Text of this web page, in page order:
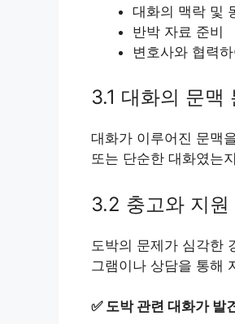
대화의 맥락 및
반박 자료 준비
변호사와 협력
3.1 대화의 문맥
대화가 이루어진 문맥
또는 단순한 대화였는
3.2 충고와 지원
도박의 문제가 심각한
그램이나 상담을 통해
✅ 도박 관련 대화가 발